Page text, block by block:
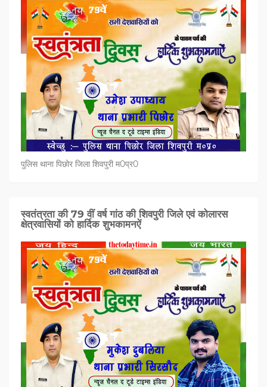
पुलिस थाना पिछोर जिला शिवपुरी म0प्र0
स्वतंत्रता की 79 वीं वर्ष गांठ की शिवपुरी जिले एवं कोलारस
क्षेत्रवासियों को हार्दिक शुभकामनऐं